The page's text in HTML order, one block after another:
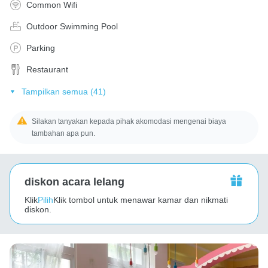
Common Wifi
Outdoor Swimming Pool
Parking
Restaurant
Tampilkan semua (41)
Silakan tanyakan kepada pihak akomodasi mengenai biaya
tambahan apa pun.
diskon acara lelang
KlikPilihKlik tombol untuk menawar kamar dan nikmati
diskon.